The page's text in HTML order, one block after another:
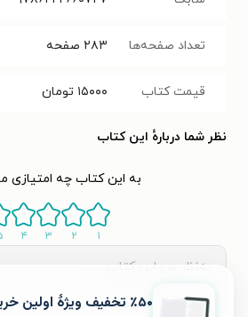
تعداد صفحه‌ها ۲۸۳ صفحه
قیمت کتاب ۱۵۰۰۰ تومان
نظر شما دربارهٔ این کتاب
به این کتاب چه امتیازی
۱ ۲ ۳ ۴
٪۵۰ تخفیف ویژۀ اولین خرید